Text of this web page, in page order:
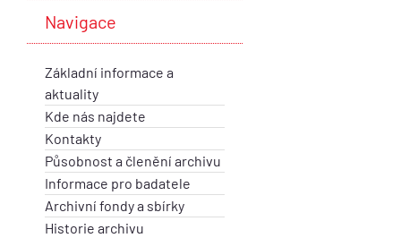
Navigace
Základní informace a
aktuality
Kde nás najdete
Kontakty
Působnost a členění archivu
Informace pro badatele
Archivní fondy a sbírky
Historie archivu